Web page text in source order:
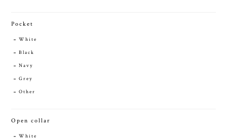
Pocket
White
Black
Navy
Grey
Other
Open collar
White